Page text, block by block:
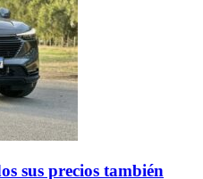
sus precios también